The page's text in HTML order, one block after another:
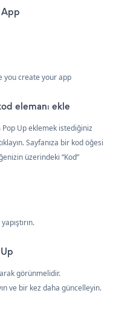
you create your app
elemanı ekle
Pop Up eklemek istediğiniz
Sayfanıza bir kod öğesi
üzerindeki “Kod”
görünmelidir.
ve bir kez daha güncelleyin.